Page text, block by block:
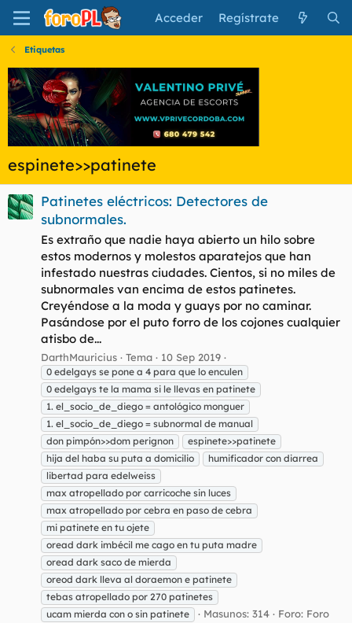
Acceder Regístrate
Etiquetas
espinete>>patinete
Patinetes eléctricos: Detectores de
subnormales.
Es extraño que nadie haya abierto un hilo sobre
estos modernos y molestos aparatejos que han
infestado nuestras ciudades. Cientos, si no miles de
subnormales van encima de estos patinetes.
Creyéndose a la moda y guays por no caminar.
Pasándose por el puto forro de los cojones cualquier
atisbo de...
DarthMauricius Tema 10 Sep 2019
0 edelgays se pone a 4 para que lo enculen
0 edelgays te la mama si le llevas en patinete
1. el_socio_de_diego = antológico monguer
1. el_socio_de_diego = subnormal de manual
don pimpón>>dom perignon
espinete>>patinete
hija del haba su puta a domicilio
humificador con diarrea
libertad para edelweiss
max atropellado por carricoche sin luces
max atropellado por cebra en paso de cebra
mi patinete en tu ojete
oread dark imbécil me cago en tu puta madre
oread dark saco de mierda
oreod dark lleva al doraemon e patinete
tebas atropellado por 270 patinetes
ucam mierda con o sin patinete
Masunos: 314 Foro: Foro